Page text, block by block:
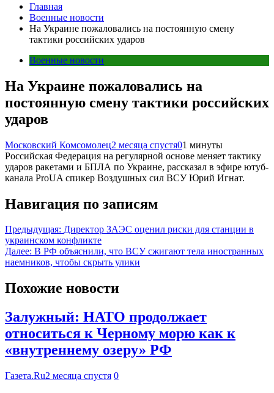
Главная
Военные новости
На Украине пожаловались на постоянную смену
тактики российских ударов
Военные новости
На Украине пожаловались на
постоянную смену тактики российских
ударов
Московский Комсомолец2 месяца спустя01 минуты
Российская Федерация на регулярной основе меняет тактику
ударов ракетами и БПЛА по Украине, рассказал в эфире ютуб-
канала ProUA спикер Воздушных сил ВСУ Юрий Игнат.
Навигация по записям
Предыдущая: Директор ЗАЭС оценил риски для станции в
украинском конфликте
Далее: В РФ объяснили, что ВСУ сжигают тела иностранных
наемников, чтобы скрыть улики
Похожие новости
Залужный: НАТО продолжает
относиться к Черному морю как к
«внутреннему озеру» РФ
Газета.Ru2 месяца спустя 0